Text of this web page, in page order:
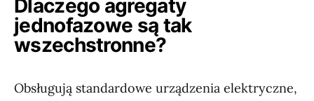
Dlaczego agregaty
jednofazowe są tak
wszechstronne?
Obsługują standardowe urządzenia elektryczne,